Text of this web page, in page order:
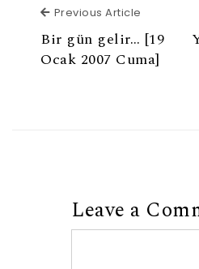
Previous Article
Bir gün gelir… [19
Ocak 2007 Cuma]
Leave a